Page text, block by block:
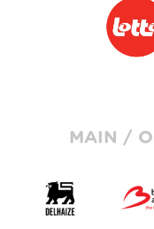
MAIN /